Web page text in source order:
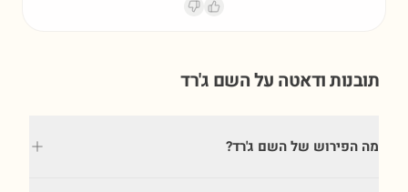
תובנות ודאטה על השם ג'רד
מה הפירוש של השם ג'רד?